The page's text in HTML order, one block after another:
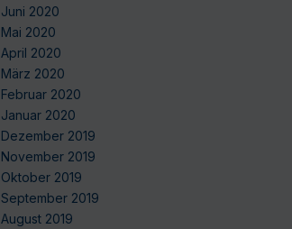
Juni 2020
Mai 2020
April 2020
März 2020
Februar 2020
Januar 2020
Dezember 2019
November 2019
Oktober 2019
September 2019
August 2019